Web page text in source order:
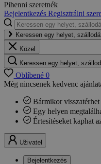
Pihenni szeretnék
Bejelentkezés Regisztrálni
Keressen egy helyet,
Közel
Keressen egy helyet,
Oblíbené 0
Még nincsenek kedvenc
Bármikor
Egy helyen
Értesítéseket kaphat
Uživatel
Bejelentkezés